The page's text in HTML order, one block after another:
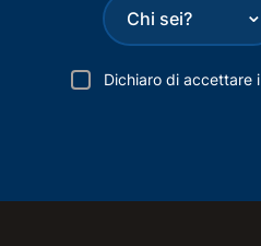
⌄
Dichiaro di accettare i